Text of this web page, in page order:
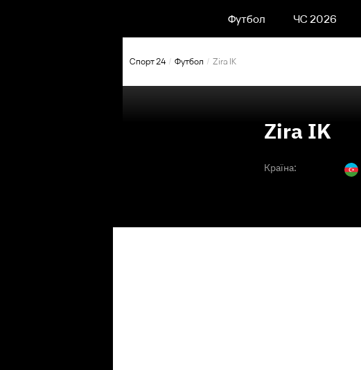
Футбол ЧС 2026
Спорт 24 Футбол Zira IK
Zira IK
Країна: